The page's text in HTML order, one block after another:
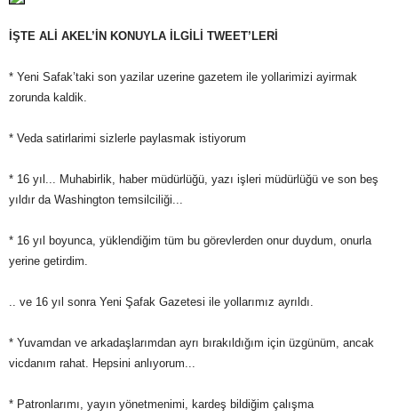
İŞTE ALİ AKEL’İN KONUYLA İLGİLİ TWEET’LERİ
* Yeni Safak’taki son yazilar uzerine gazetem ile yollarimizi ayirmak
zorunda kaldik.
* Veda satirlarimi sizlerle paylasmak istiyorum
* 16 yıl... Muhabirlik, haber müdürlüğü, yazı işleri müdürlüğü ve son beş
yıldır da Washington temsilciliği...
* 16 yıl boyunca, yüklendiğim tüm bu görevlerden onur duydum, onurla
yerine getirdim.
.. ve 16 yıl sonra Yeni Şafak Gazetesi ile yollarımız ayrıldı.
* Yuvamdan ve arkadaşlarımdan ayrı bırakıldığım için üzgünüm, ancak
vicdanım rahat. Hepsini anlıyorum...
* Patronlarımı, yayın yönetmenimi, kardeş bildiğim çalışma